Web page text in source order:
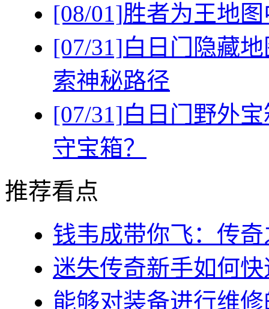
[08/01]胜者为王地
[07/31]白日门隐藏
索神秘路径
[07/31]白日门野外
守宝箱？
推荐看点
钱韦成带你飞：传
迷失传奇新手如何
能够对装备进行维